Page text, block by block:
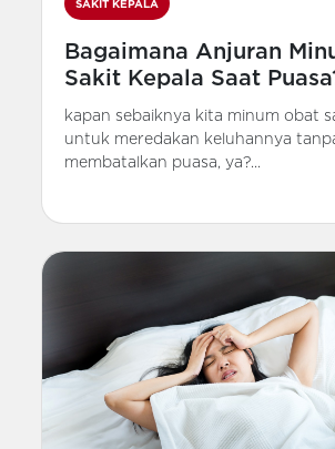
SAKIT KEPALA
Bagaimana Anjuran
Sakit Kepala Saat
kapan sebaiknya kita minum obat
untuk meredakan keluhannya
membatalkan puasa, ya?...